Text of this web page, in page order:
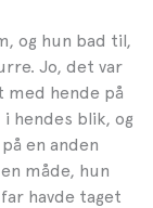
og hun bad til,
Jo, det var
med hende på
hendes blik, og
en anden
måde, hun
havde taget